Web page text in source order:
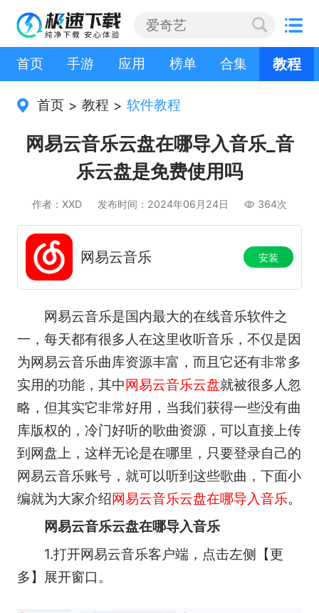
首页 手游 应用 榜单 合集 教程
首页 > 教程 > 软件教程
网易云音乐云盘在哪导入音乐_音
乐云盘是免费使用吗
作者：XXD 发布时间：2024年06月24日 364次
网易云音乐 安装
网易云音乐是国内最大的在线音乐软件之
一，每天都有很多人在这里收听音乐，不仅是因
为网易云音乐曲库资源丰富，而且它还有非常多
实用的功能，其中网易云音乐云盘就被很多人忽
略，但其实它非常好用，当我们获得一些没有曲
库版权的，冷门好听的歌曲资源，可以直接上传
到网盘上，这样无论是在哪里，只要登录自己的
网易云音乐账号，就可以听到这些歌曲，下面小
编就为大家介绍网易云音乐云盘在哪导入音乐。
网易云音乐云盘在哪导入音乐
1.打开网易云音乐客户端，点击左侧【更
多】展开窗口。